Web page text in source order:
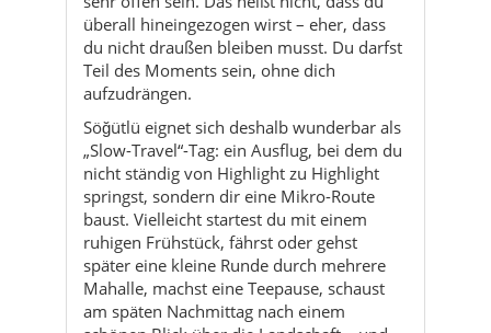
Söğütlü eignet sich deshalb wunderbar als
„Slow-Travel“-Tag: ein Ausflug, bei dem du
nicht ständig von Highlight zu Highlight
springst, sondern dir eine Mikro-Route
baust. Vielleicht startest du mit einem
ruhigen Frühstück, fährst oder gehst
später eine kleine Runde durch mehrere
Mahalle, machst eine Teepause, schaust
am späten Nachmittag nach einem
schönen Blick über die Landschaft – und
beendest den Tag mit einem einfachen,
guten Essen. Es sind diese Tage, an die
man sich später erinnert, weil sie nicht
überladen waren.